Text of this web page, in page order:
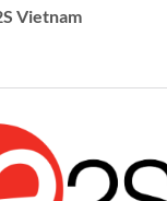
Vietnam